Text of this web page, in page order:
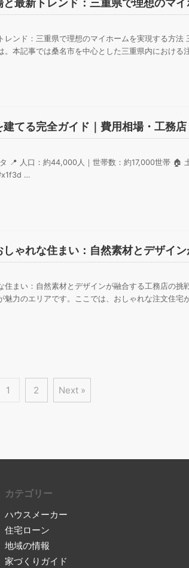
最新トレンド：三重県で理想のマ
レンド：三重県で理想のマイホームを実現する方法
。本記事では桑名市を中心とした三重県内における
てる完全ガイド｜費用相場・工務
📍 人口：約44,000人｜世帯数：約17,000世帯 🏠
…
ゃれな住まい：自然素材とデザイ
住まい：自然素材とデザインが融合する工務店の挑
魅力のエリアです。ここでは、おしゃれな注文住宅
1 2 Next »
カテゴリー
ハウスメーカー
住宅ローン
地域の情報
家づくりガイド